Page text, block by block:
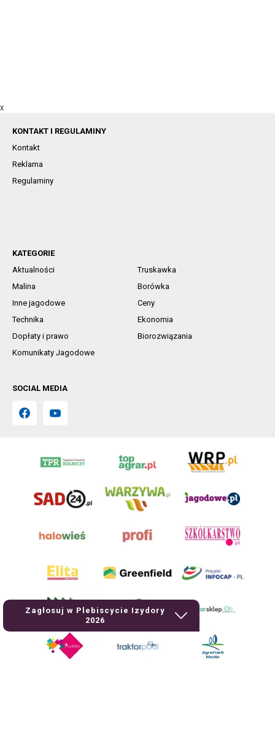
X
Zagłosuj w Plebiscycie Izydory
2026
KONTAKT I REGULAMINY
Kontakt
Reklama
Regulaminy
KATEGORIE
Aktualności
Truskawka
Malina
Borówka
Inne jagodowe
Ceny
Technika
Ekonomia
Dopłaty i prawo
Biorozwiązania
Komunikaty Jagodowe
SOCIAL MEDIA